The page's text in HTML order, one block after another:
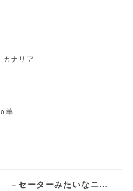
ナリア
羊
CHOKOTTO －セーターみたいなニット生地、おいてます－